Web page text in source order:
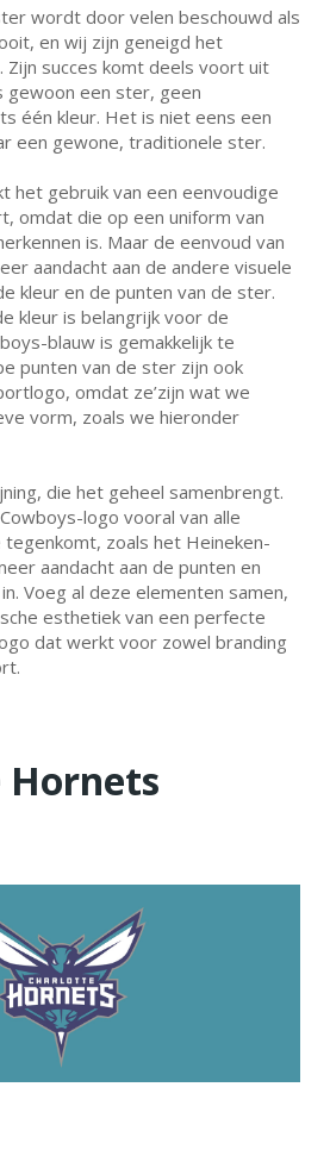
wordt door velen beschouwd als
en wij zijn geneigd het
Zijn succes komt deels voort uit
een ster, geen
één kleur. Het is niet eens een
een gewone, traditionele ster.
het gebruik van een eenvoudige
omdat die op een uniform van
is. Maar de eenvoud van
aandacht aan de andere visuele
kleur en de punten van de ster.
kleur is belangrijk voor de
blauw is gemakkelijk te
punten van de ster zijn ook
omdat ze’zijn wat we
vorm, zoals we hieronder
die het geheel samenbrengt.
logo vooral van alle
zoals het Heineken-
aandacht aan de punten en
Voeg al deze elementen samen,
esthetiek van een perfecte
dat werkt voor zowel branding